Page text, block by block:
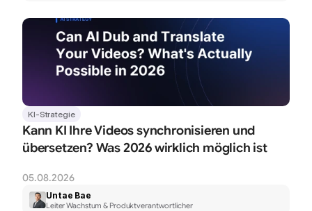
KI-Strategie
Kann KI Ihre Videos synchronisieren und
übersetzen? Was 2026 wirklich möglich ist
05.08.2026
Untae Bae
Leiter Wachstum & Produktverantwortlicher